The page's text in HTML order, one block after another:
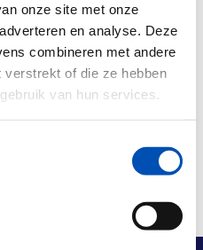
onze site met onze
en analyse. Deze
combineren met andere
verstrekt of die ze hebben
van hun services.